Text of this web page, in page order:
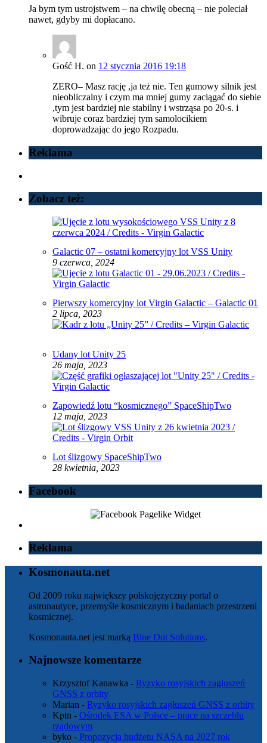
Ja bym tym ustrojstwem – na chwilę obecną – nie poleciał
nawet, gdyby mi dopłacano.
Gość H. on 12 stycznia 2016 19:18
ZERO– Masz rację ,ja też nie. Ten gumowy silnik jest
nieobliczalny i czym ma mniej gumy zaciągać do siebie
,tym jest bardziej nie stabilny i wstrząsa po 20-s. i
wibruje coraz bardziej tym samolocikiem
doprowadzając do jego Rozpadu.
Reklama
Zobacz też:
Galactic 07 – ostatni komercyjny lot VSS Unity
9 czerwca, 2024
Pierwszy komercyjny lot Virgin Galactic – Galactic 01
2 lipca, 2023
Udany lot Unity 25
26 maja, 2023
Zapowiedź lotu “kosmicznego” SpaceShipTwo
12 maja, 2023
Lot ślizgowy SpaceShipTwo
28 kwietnia, 2023
Facebook
Reklama
Kosmonauta.net
Od 2009 roku największy polskojęzyczny portal o
astronautyce, przemyśle kosmicznym i badaniach przestrzeni
kosmicznej.
Kosmonauta.net jest marką Blue Dot Solutions.
Najnowsze komentarze
Krzysztof Kanawka - Ryzyko rosyjskich zagłuszeń
GNSS z orbity
Marian - Ryzyko rosyjskich zagłuszeń GNSS z orbity
Kptn - Ośrodek ESA w Polsce – prace na szczeblu
rządowym
byko - Propozycja budżetu NASA na 2027 rok